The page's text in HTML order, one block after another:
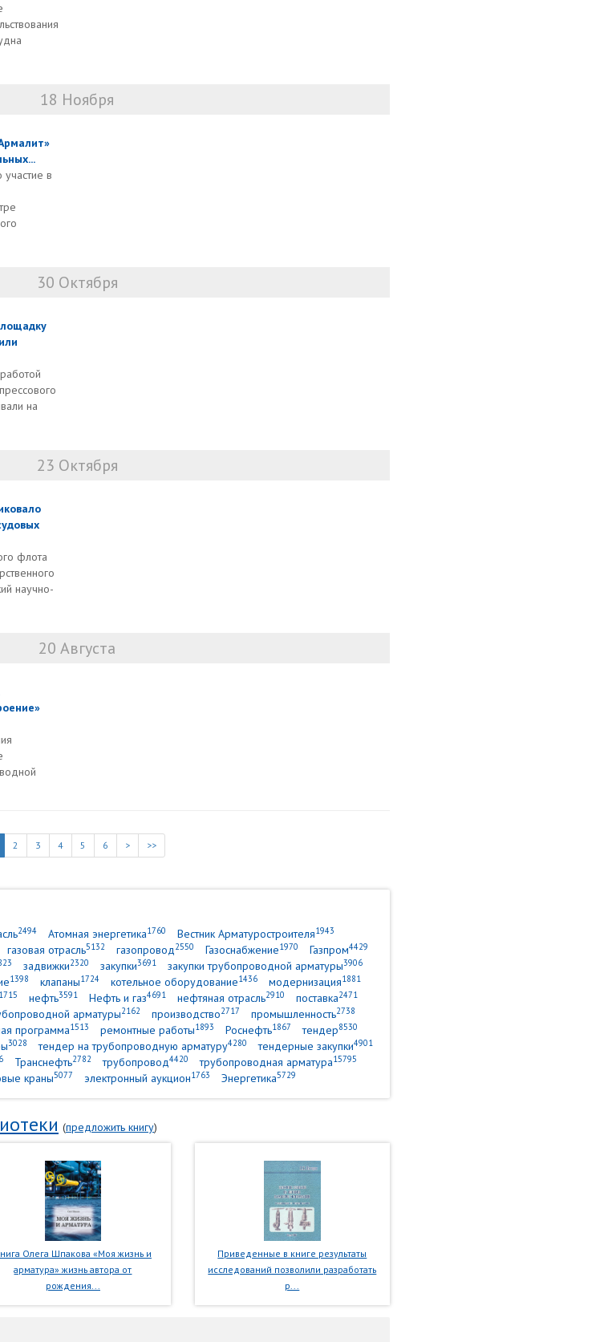
18 Ноября
в
30 Октября
на
23 Октября
флота
научно-
20 Августа
2 3 4 5 6 > >>
2494 Атомная энергетика1760 Вестник Арматуростроителя1943
газовая отрасль5132 газопровод2550 Газоснабжение1970 Газпром4429
задвижки2320 закупки3691 закупки трубопроводной арматуры3906
1398 клапаны1724 котельное оборудование1436 модернизация1881
1715 нефть3591 Нефть и газ4691 нефтяная отрасль2910 поставка2471
арматуры2162 производство2717 промышленность2738
программа1513 ремонтные работы1893 Роснефть1867 тендер8530
3028 тендер на трубопроводную арматуру4280 тендерные закупки4901
Транснефть2782 трубопровод4420 трубопроводная арматура15795
краны5077 электронный аукцион1763 Энергетика5729
(предложить книгу)
Олега Шпакова «Моя жизнь и
арматура» жизнь автора от
рождения...
Приведенные в книге результаты
исследований позволили разработать
р...